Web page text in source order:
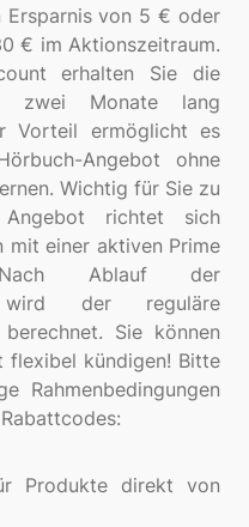
Ersparnis von 5 € oder
€ im Aktionszeitraum.
erhalten Sie die
zwei Monate lang
Vorteil ermöglicht es
Angebot ohne
Wichtig für Sie zu
Angebot richtet sich
mit einer aktiven Prime
Nach Ablauf der
wird der reguläre
Sie können
flexibel kündigen! Bitte
Rahmenbedingungen
Produkte direkt von